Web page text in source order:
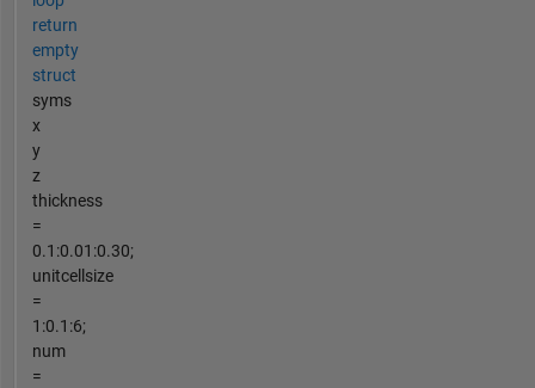
return
empty
struct
syms
x
y
z
thickness
=
0.1:0.01:0.30;
unitcellsize
=
1:0.1:6;
num
=